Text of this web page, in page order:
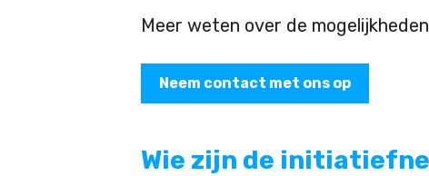
Meer weten over de
Neem contact met ons op
Wie zijn de